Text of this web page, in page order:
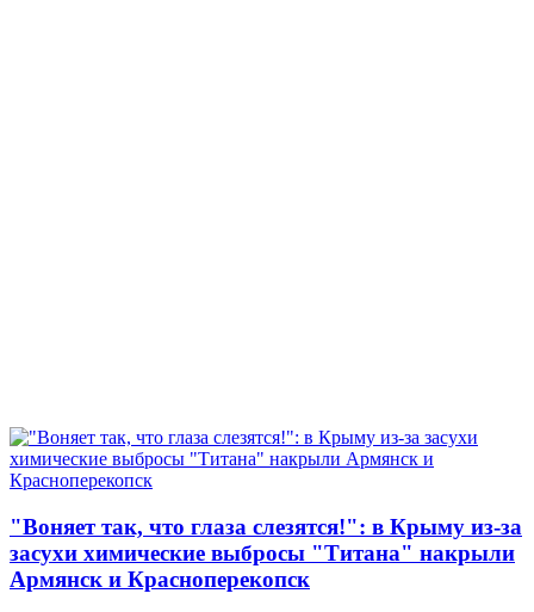
"Воняет так, что глаза слезятся!": в Крыму из-за
засухи химические выбросы "Титана" накрыли
Армянск и Красноперекопск